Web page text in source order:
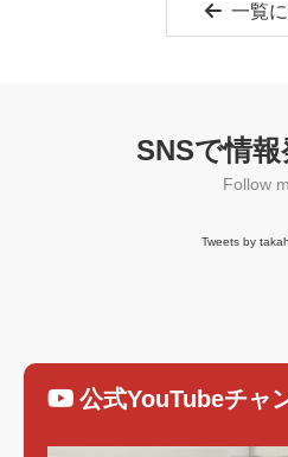
一覧
SNSで情報
Follow
Tweets by
公式YouTubeチャ